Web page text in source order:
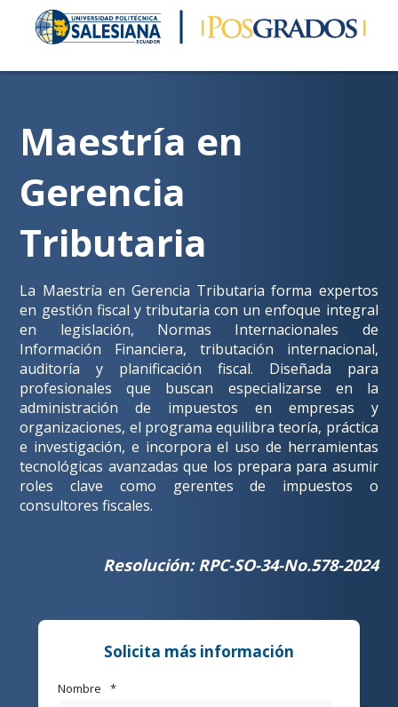
Maestría en
Gerencia
Tributaria
La Maestría en Gerencia Tributaria forma expertos
en gestión fiscal y tributaria con un enfoque integral
en legislación, Normas Internacionales de
Información Financiera, tributación internacional,
auditoría y planificación fiscal. Diseñada para
profesionales que buscan especializarse en la
administración de impuestos en empresas y
organizaciones, el programa equilibra teoría, práctica
e investigación, e incorpora el uso de herramientas
tecnológicas avanzadas que los prepara para asumir
roles clave como gerentes de impuestos o
consultores fiscales.
Resolución: RPC-SO-34-No.578-2024
Solicita más información
Nombre *